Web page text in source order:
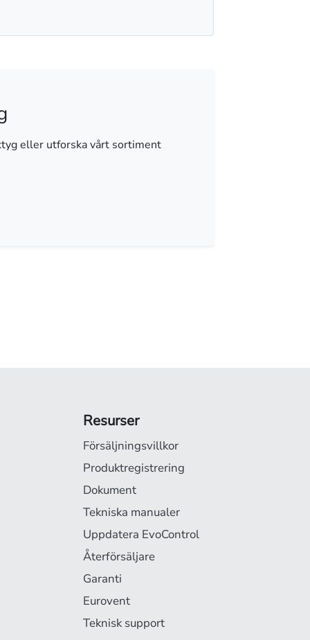
eller utforska vårt sortiment
Resurser
Försäljningsvillkor
Produktregistrering
Dokument
Tekniska manualer
Uppdatera EvoControl
Återförsäljare
Garanti
Eurovent
Teknisk support